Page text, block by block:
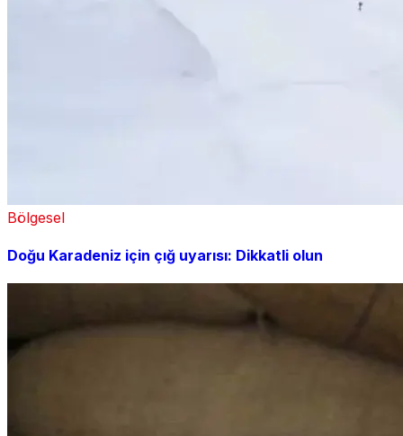
Bölgesel
Doğu Karadeniz için çığ uyarısı: Dikkatli olun